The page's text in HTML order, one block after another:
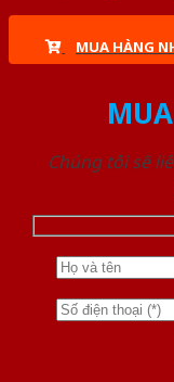
MUA HÀNG
Chúng tôi sẽ